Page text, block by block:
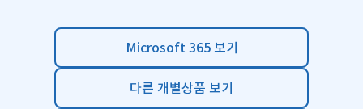
Microsoft 365 보기
다른 개별상품 보기